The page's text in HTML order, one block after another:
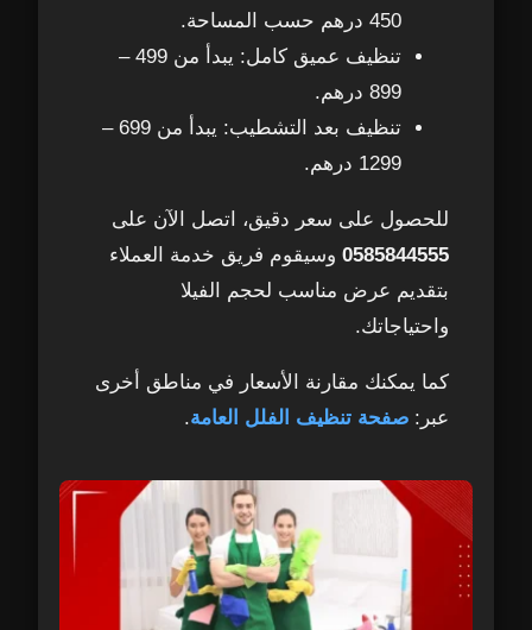
450 درهم حسب المساحة.
تنظيف عميق كامل: يبدأ من 499 –
899 درهم.
تنظيف بعد التشطيب: يبدأ من 699 –
1299 درهم.
للحصول على سعر دقيق، اتصل الآن على
0585844555 وسيقوم فريق خدمة العملاء
بتقديم عرض مناسب لحجم الفيلا
واحتياجاتك.
كما يمكنك مقارنة الأسعار في مناطق أخرى
عبر: صفحة تنظيف الفلل العامة.